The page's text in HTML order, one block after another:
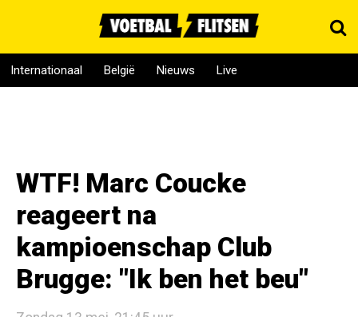
Internationaal België Nieuws Live
WTF! Marc Coucke
reageert na
kampioenschap Club
Brugge: "Ik ben het beu"